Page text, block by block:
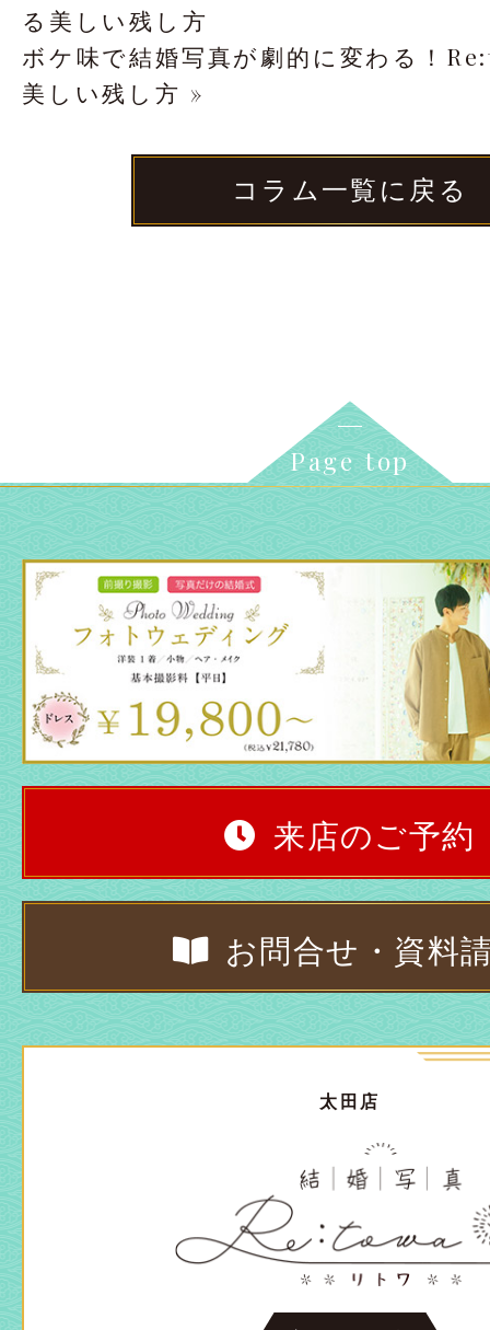
る美しい残し方
ボケ味で結婚写真が劇的に変わる！
美しい残し方 »
コラム一覧に戻る
Page top
来店のご予約
お問合せ・資料
太田店